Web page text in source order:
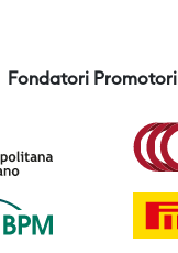
Fondatori Promotori